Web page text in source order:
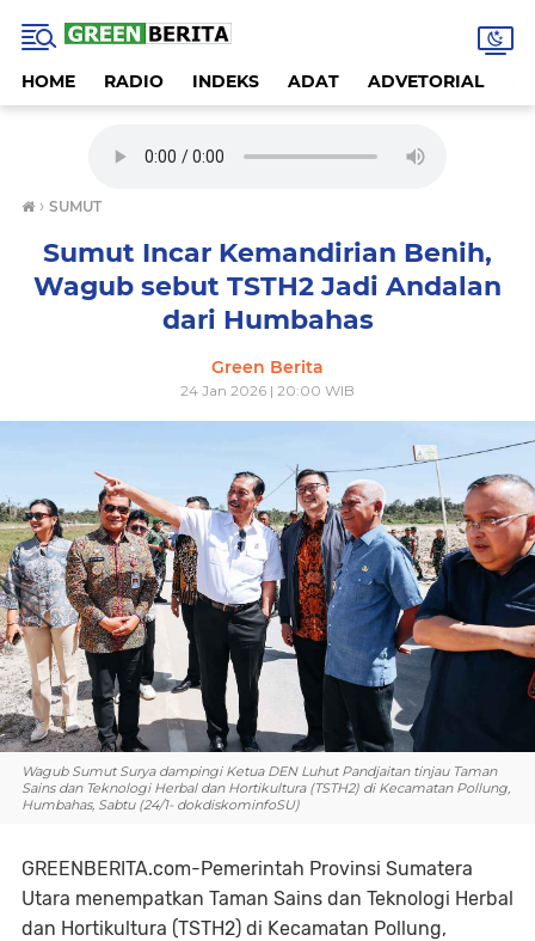
HOME RADIO INDEKS ADAT ADVETORIAL
› SUMUT
Sumut Incar Kemandirian Benih,
Wagub sebut TSTH2 Jadi Andalan
dari Humbahas
Green Berita
24 Jan 2026 | 20:00 WIB
Wagub Sumut Surya dampingi Ketua DEN Luhut Pandjaitan tinjau Taman
Sains dan Teknologi Herbal dan Hortikultura (TSTH2) di Kecamatan Pollung,
Humbahas, Sabtu (24/1- dokdiskominfoSU)
GREENBERITA.com-Pemerintah Provinsi Sumatera
Utara menempatkan Taman Sains dan Teknologi Herbal
dan Hortikultura (TSTH2) di Kecamatan Pollung,